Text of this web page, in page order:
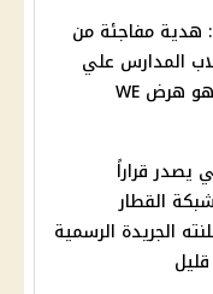
: هدية مفاجئة من
المدارس علي
تابلت وزارة التعليم ما هو هرض WE
قراراً
القطار
الجريدة الرسمية